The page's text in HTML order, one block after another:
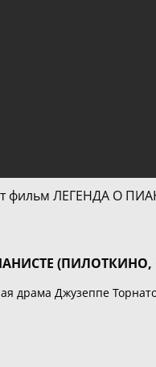
(ПИЛОТКИНО,
драма Джузеппе